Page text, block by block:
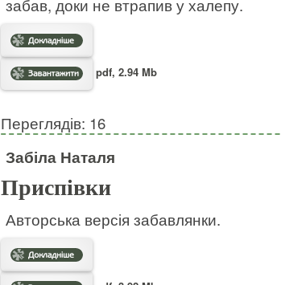
забав, доки не втрапив у халепу.
pdf, 2.94 Mb
Переглядів: 16
Забіла Наталя
Приспівки
Авторська версія забавлянки.